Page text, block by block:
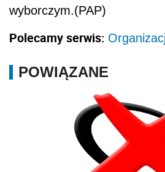
wyborczym.(PAP)
Polecamy serwis:
POWIĄZANE